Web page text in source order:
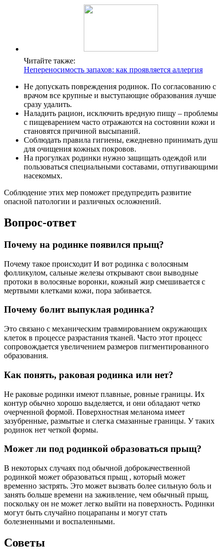
Читайте также:
Непереносимость запахов: как проявляется аллергия
Не допускать повреждения родинок. По согласованию с
врачом все крупные и выступающие образования лучше
сразу удалить.
Наладить рацион, исключить вредную пищу – проблемы
с пищеварением часто отражаются на состоянии кожи и
становятся причиной высыпаний.
Соблюдать правила гигиены, ежедневно принимать душ
для очищения кожных покровов.
На прогулках родинки нужно защищать одеждой или
пользоваться специальными составами, отпугивающими
насекомых.
Соблюдение этих мер поможет предупредить развитие
опасной патологии и различных осложнений.
Вопрос-ответ
Почему на родинке появился прыщ?
Почему такое происходит И вот родинка с волосяным
фолликулом, сальные железы открывают свои выводные
протоки в волосяные воронки, кожный жир смешивается с
мертвыми клетками кожи, пора забивается.
Почему болит выпуклая родинка?
Это связано с механическим травмированием окружающих
клеток в процессе разрастания тканей. Часто этот процесс
сопровождается увеличением размеров пигментированного
образования.
Как понять, раковая родинка или нет?
Не раковые родинки имеют плавные, ровные границы. Их
контур обычно хорошо выделяется, и они обладают четко
очерченной формой. Поверхностная меланома имеет
зазубренные, размытые и слегка смазанные границы. У таких
родинок нет четкой формы.
Может ли под родинкой образоваться прыщ?
В некоторых случаях под обычной доброкачественной
родинкой может образоваться прыщ , который может
временно застрять. Это может вызвать более сильную боль и
занять больше времени на заживление, чем обычный прыщ,
поскольку он не может легко выйти на поверхность. Родинки
могут быть случайно поцарапаны и могут стать
болезненными и воспаленными.
Советы